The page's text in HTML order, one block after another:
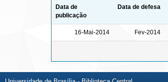
Data de
publicação
Data de defesa
16-Mai-2014 Fev-2014